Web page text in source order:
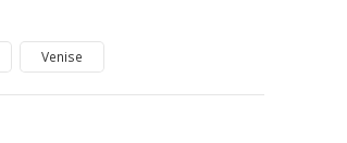
Venise